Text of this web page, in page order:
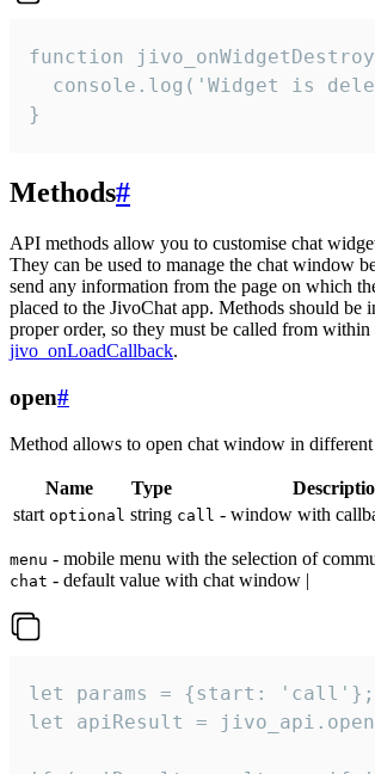
function
console.log('Widget is
}
Methods#
API methods allow you to customise chat
They can be used to manage the chat window
send any information from the page on which
placed to the JivoChat app. Methods should be
proper order, so they must be called from
jivo_onLoadCallback.
open#
Method allows to open chat window in different
Name Type
start optional string call - window with
menu - mobile menu with the selection of
chat - default value with chat window |
let params = {start: 'call'};
let apiResult =